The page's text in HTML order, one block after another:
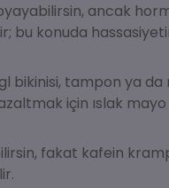
ancak
bu konuda
bikinisi, tampon ya
için ıslak
fakat kafein